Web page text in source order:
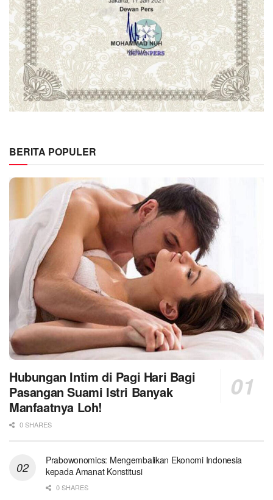
BERITA POPULER
Hubungan Intim di Pagi Hari Bagi
Pasangan Suami Istri Banyak
Manfaatnya Loh!
0 SHARES
Prabowonomics: Mengembalikan Ekonomi Indonesia
kepada Amanat Konstitusi
0 SHARES